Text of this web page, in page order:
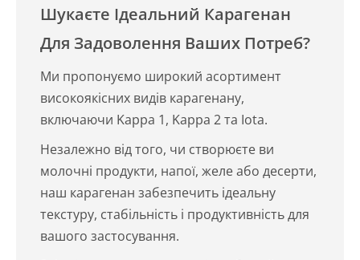
Шукаєте Ідеальний Карагенан
Для Задоволення Ваших Потреб?
Ми пропонуємо широкий асортимент
високоякісних видів карагенану,
включаючи Kappa 1, Kappa 2 та Iota.
Незалежно від того, чи створюєте ви
молочні продукти, напої, желе або десерти,
наш карагенан забезпечить ідеальну
текстуру, стабільність і продуктивність для
вашого застосування.